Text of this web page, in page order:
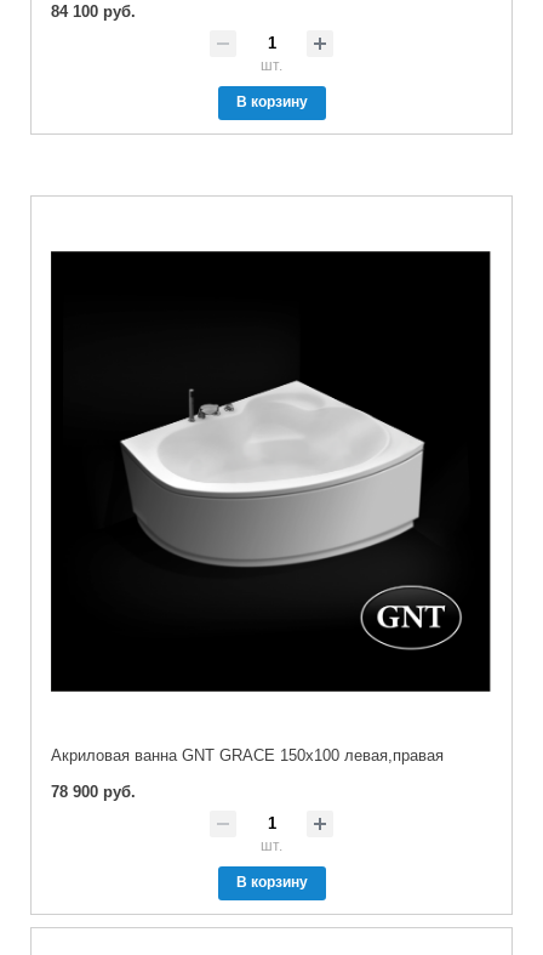
84 100 руб.
шт.
В корзину
Акриловая ванна GNT GRACE 150x100 левая,правая
78 900 руб.
шт.
В корзину